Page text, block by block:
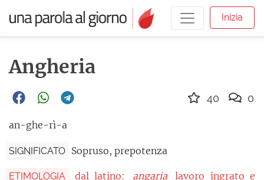
Inizia
Angheria
an-ghe-rì-a
SIGNIFICATO Sopruso, prepotenza
ETIMOLOGIA dal latino: angaria
lavoro ingrato e
40 0